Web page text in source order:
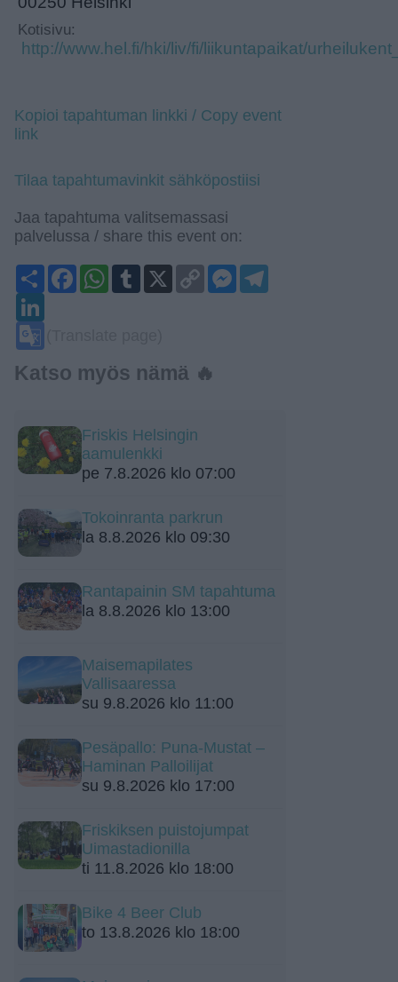
Kotisivu:
http://www.hel.fi/hki/liv/fi/liikuntapaikat/
Kopioi tapahtuman linkki / Copy event
link
Tilaa tapahtumavinkit sähköpostiisi
Jaa tapahtuma valitsemassasi
palvelussa / share this event on:
ShareFacebook
WhatsApp
Tumblr
Copy
Link
Messenger
Katso myös nämä 🔥
Friskis Helsingin
aamulenkki
pe 7.8.2026 klo 07:00
Tokoinranta parkrun
la 8.8.2026 klo 09:30
Rantapainin SM tapahtuma
la 8.8.2026 klo 13:00
Maisemapilates
Vallisaaressa
su 9.8.2026 klo 11:00
Pesäpallo: Puna-Mustat –
Haminan Palloilijat
su 9.8.2026 klo 17:00
Friskiksen puistojumpat
Uimastadionilla
ti 11.8.2026 klo 18:00
Bike 4 Beer Club
to 13.8.2026 klo 18:00